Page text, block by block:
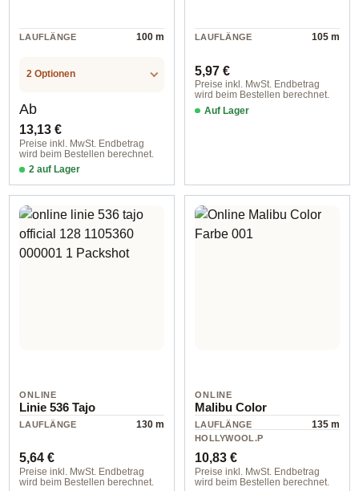
LAUFLÄNGE 100 m
2 Optionen
Regulärer Preis:
Ab
13,13 €
Preise inkl. MwSt. Endbetrag
wird beim Bestellen berechnet.
2 auf Lager
col. 0107
LAUFLÄNGE 105 m
Regulärer Preis:
5,97 €
Preise inkl. MwSt. Endbetrag
wird beim Bestellen berechnet.
Auf Lager
ONLINE
Linie 536 Tajo
LAUFLÄNGE 130 m
Regulärer Preis:
5,64 €
Preise inkl. MwSt. Endbetrag
wird beim Bestellen berechnet.
ONLINE
Malibu Color
LAUFLÄNGE 135 m
HOLLYWOOL.P
.LABEL.MATERI
AL
Regulärer Preis:
10,83 €
Preise inkl. MwSt. Endbetrag
wird beim Bestellen berechnet.